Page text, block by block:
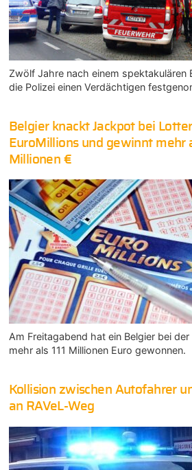
Zwölf Jahre nach einem spektakulären
die Polizei einen Verdächtigen
Belgier knackt Jackpot bei
EuroMillions und gewinnt mehr
Millionen €
Am Freitagabend hat ein Belgier bei
mehr als 111 Millionen Euro gewonnen.
Kollision zwischen Autofahrer
an RAVeL-Weg